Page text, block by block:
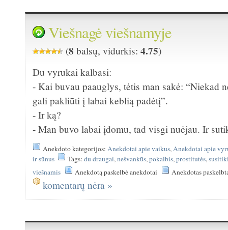
Viešnagė viešnamyje
(8 balsų, vidurkis:4.75)
Du vyrukai kalbasi:
- Kai buvau paauglys, tėtis man sakė: “Niekad
gali pakliūti į labai keblią padėtį”.
- Ir ką?
- Man buvo labai įdomu, tad visgi nuėjau. Ir
Anekdoto kategorijos:Anekdotai apie vaikus,Anekdotai apie
ir sūnus
Tags:du draugai,nešvankūs,pokalbis,prostitutės,
viešnamis
Anekdotą paskelbė anekdotai Anekdotas
komentarų nėra »